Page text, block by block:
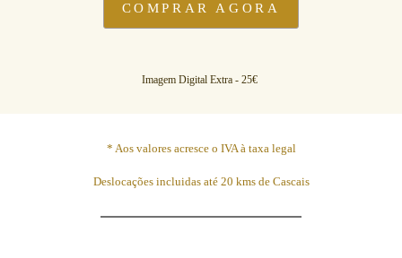
COMPRAR AGORA
Imagem Digital Extra - 25€
* Aos valores acresce o IVA à taxa legal
Deslocações incluidas até 20 kms de Cascais